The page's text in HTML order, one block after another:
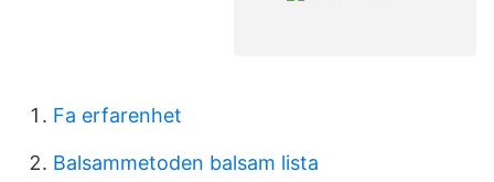
Fa erfarenhet
Balsammetoden balsam lista